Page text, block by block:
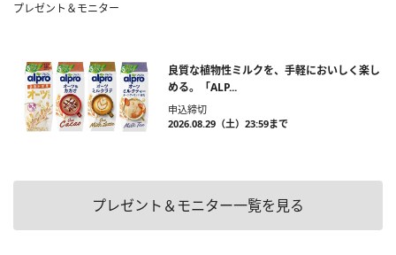
プレゼント＆モニター
良質な植物性ミルクを、手軽においしく楽し
める。「ALP...
申込締切
2026.08.29（土）23:59まで
プレゼント＆モニター一覧を見る